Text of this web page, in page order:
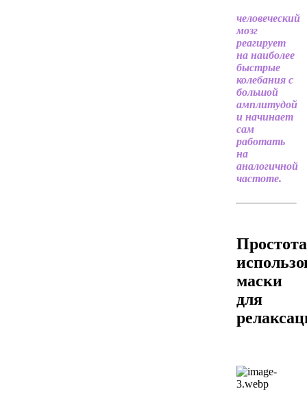
человеческий
мозг
реагирует
на наиболее
быстрые
колебания с
большой
амплитудой
и начинает
сам
работать
на
аналогичной
частоте.
Простота
маски
для